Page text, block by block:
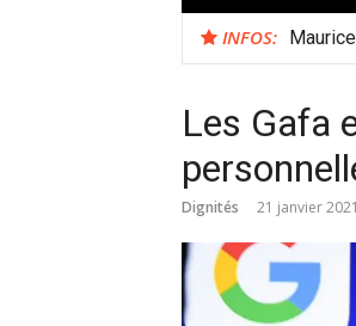
INFOS:
Les Gafa
Dignités 21 janvier 2021